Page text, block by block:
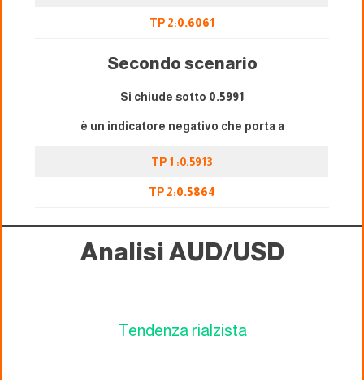
TP 2:0.6061
Secondo scenario
Si chiude sotto 0.5991
è un indicatore negativo che porta a
TP 1 :0.5913
TP 2:0.5864
Analisi AUD/USD
Tendenza rialzista